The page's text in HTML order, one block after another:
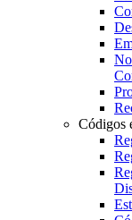
Códigos